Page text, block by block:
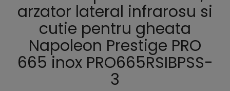
arzator lateral infrarosu si
cutie pentru gheata
Napoleon Prestige PRO
665 inox PRO665RSIBPSS-
3